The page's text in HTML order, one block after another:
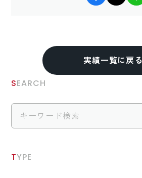
実績一覧に戻る
SEARCH
TYPE